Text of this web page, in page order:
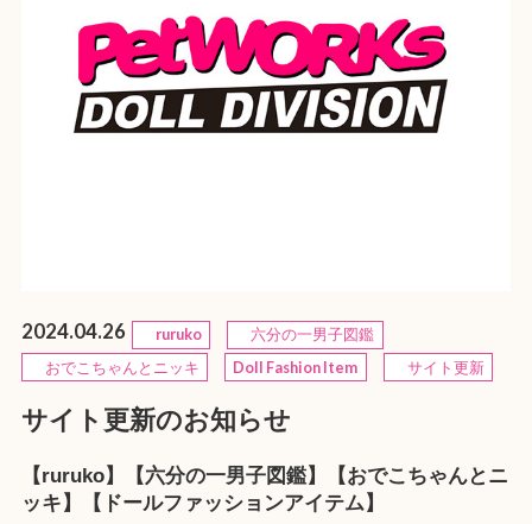
2024.04.26 ruruko
六分の一男子図鑑
おでこちゃんとニッキ
Doll Fashion Item サイト更新
サイト更新のお知らせ
【ruruko】【六分の一男子図鑑】【おでこちゃんとニ
ッキ】【ドールファッションアイテム】